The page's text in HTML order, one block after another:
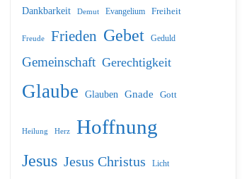
Dankbarkeit Demut Evangelium Freiheit
Freude Frieden Gebet Geduld
Gemeinschaft Gerechtigkeit
Glaube Glauben Gnade Gott
Heilung Herz Hoffnung
Jesus Jesus Christus Licht